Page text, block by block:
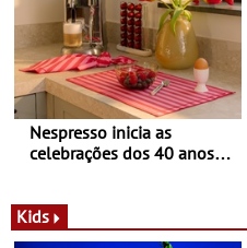
Nespresso inicia as
celebrações dos 40 anos
Novas - Edição limitada
Nespresso x Torres Novas
Kids